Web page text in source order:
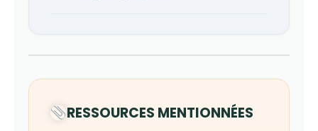
RESSOURCES MENTIONNÉES